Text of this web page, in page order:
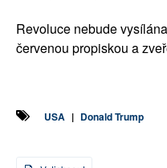
Revoluce nebude
červenou propiskou a
USA | Donald Trump